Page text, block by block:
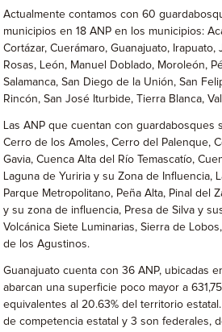
Actualmente contamos con 60
municipios en 18 ANP en los municipios:
Cortázar, Cuerámaro, Guanajuato,
Rosas, León, Manuel Doblado, Moroleón,
Salamanca, San Diego de la Unión, San
Rincón, San José Iturbide, Tierra Blanca,
Las ANP que cuentan con guardabosques
Cerro de los Amoles, Cerro del Palenque,
Gavia, Cuenca Alta del Río Temascatío,
Laguna de Yuriria y su Zona de Influencia,
Parque Metropolitano, Peña Alta, Pinal del
y su zona de influencia, Presa de Silva y
Volcánica Siete Luminarias, Sierra de
de los Agustinos.
Guanajuato cuenta con 36 ANP, ubicadas
abarcan una superficie poco mayor a
equivalentes al 20.63% del territorio
de competencia estatal y 3 son federales,